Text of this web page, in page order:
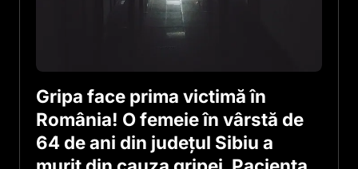
Gripa face prima victimă în
România! O femeie în vârstă de
64 de ani din județul Sibiu a